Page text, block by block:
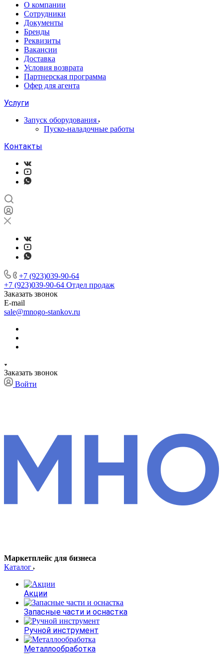
О компании
Сотрудники
Документы
Бренды
Реквизиты
Вакансии
Доставка
Условия возврата
Партнерская программа
Офер для агента
Услуги
Запуск оборудования
Пуско-наладочные работы
Контакты
+7 (923)039-90-64
+7 (923)039-90-64 Отдел продаж
Заказать звонок
E-mail
sale@mnogo-stankov.ru
Заказать звонок
Войти
Маркетплейс для бизнеса
Каталог
Акции
Запасные части и оснастка
Ручной инструмент
Металлообработка